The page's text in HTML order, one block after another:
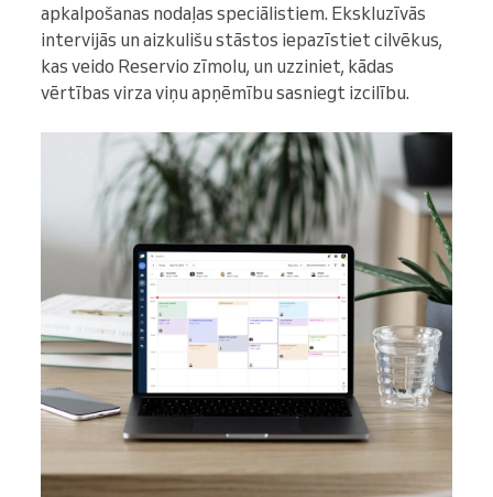
apkalpošanas nodaļas speciālistiem. Ekskluzīvās
intervijās un aizkulišu stāstos iepazīstiet cilvēkus,
kas veido Reservio zīmolu, un uzziniet, kādas
vērtības virza viņu apņēmību sasniegt izcilību.